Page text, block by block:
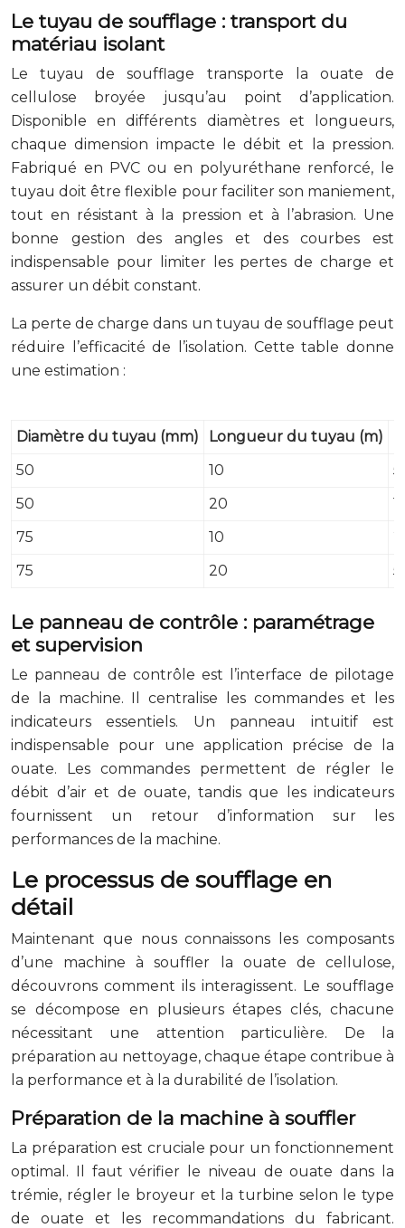
Le tuyau de soufflage : transport du
matériau isolant
Le tuyau de soufflage transporte la ouate de
cellulose broyée jusqu’au point d’application.
Disponible en différents diamètres et longueurs,
chaque dimension impacte le débit et la pression.
Fabriqué en PVC ou en polyuréthane renforcé, le
tuyau doit être flexible pour faciliter son maniement,
tout en résistant à la pression et à l’abrasion. Une
bonne gestion des angles et des courbes est
indispensable pour limiter les pertes de charge et
assurer un débit constant.
La perte de charge dans un tuyau de soufflage peut
réduire l’efficacité de l’isolation. Cette table donne
une estimation :
Diamètre du tuyau (mm) Longueur du tuyau (m)
50
10
50
20
75
10
75
20
Le panneau de contrôle : paramétrage
et supervision
Le panneau de contrôle est l’interface de pilotage
de la machine. Il centralise les commandes et les
indicateurs essentiels. Un panneau intuitif est
indispensable pour une application précise de la
ouate. Les commandes permettent de régler le
débit d’air et de ouate, tandis que les indicateurs
fournissent un retour d’information sur les
performances de la machine.
Le processus de soufflage en
détail
Maintenant que nous connaissons les composants
d’une machine à souffler la ouate de cellulose,
découvrons comment ils interagissent. Le soufflage
se décompose en plusieurs étapes clés, chacune
nécessitant une attention particulière. De la
préparation au nettoyage, chaque étape contribue à
la performance et à la durabilité de l’isolation.
Préparation de la machine à souffler
La préparation est cruciale pour un fonctionnement
optimal. Il faut vérifier le niveau de ouate dans la
trémie, régler le broyeur et la turbine selon le type
de ouate et les recommandations du fabricant.